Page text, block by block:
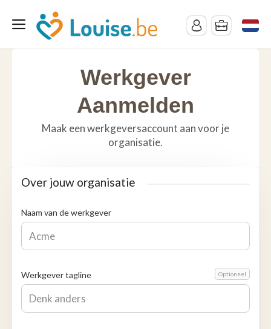
Werkgever
Aanmelden
Maak een werkgeversaccount aan voor je
organisatie.
Over jouw organisatie
Naam van de werkgever
Werkgever tagline Optioneel